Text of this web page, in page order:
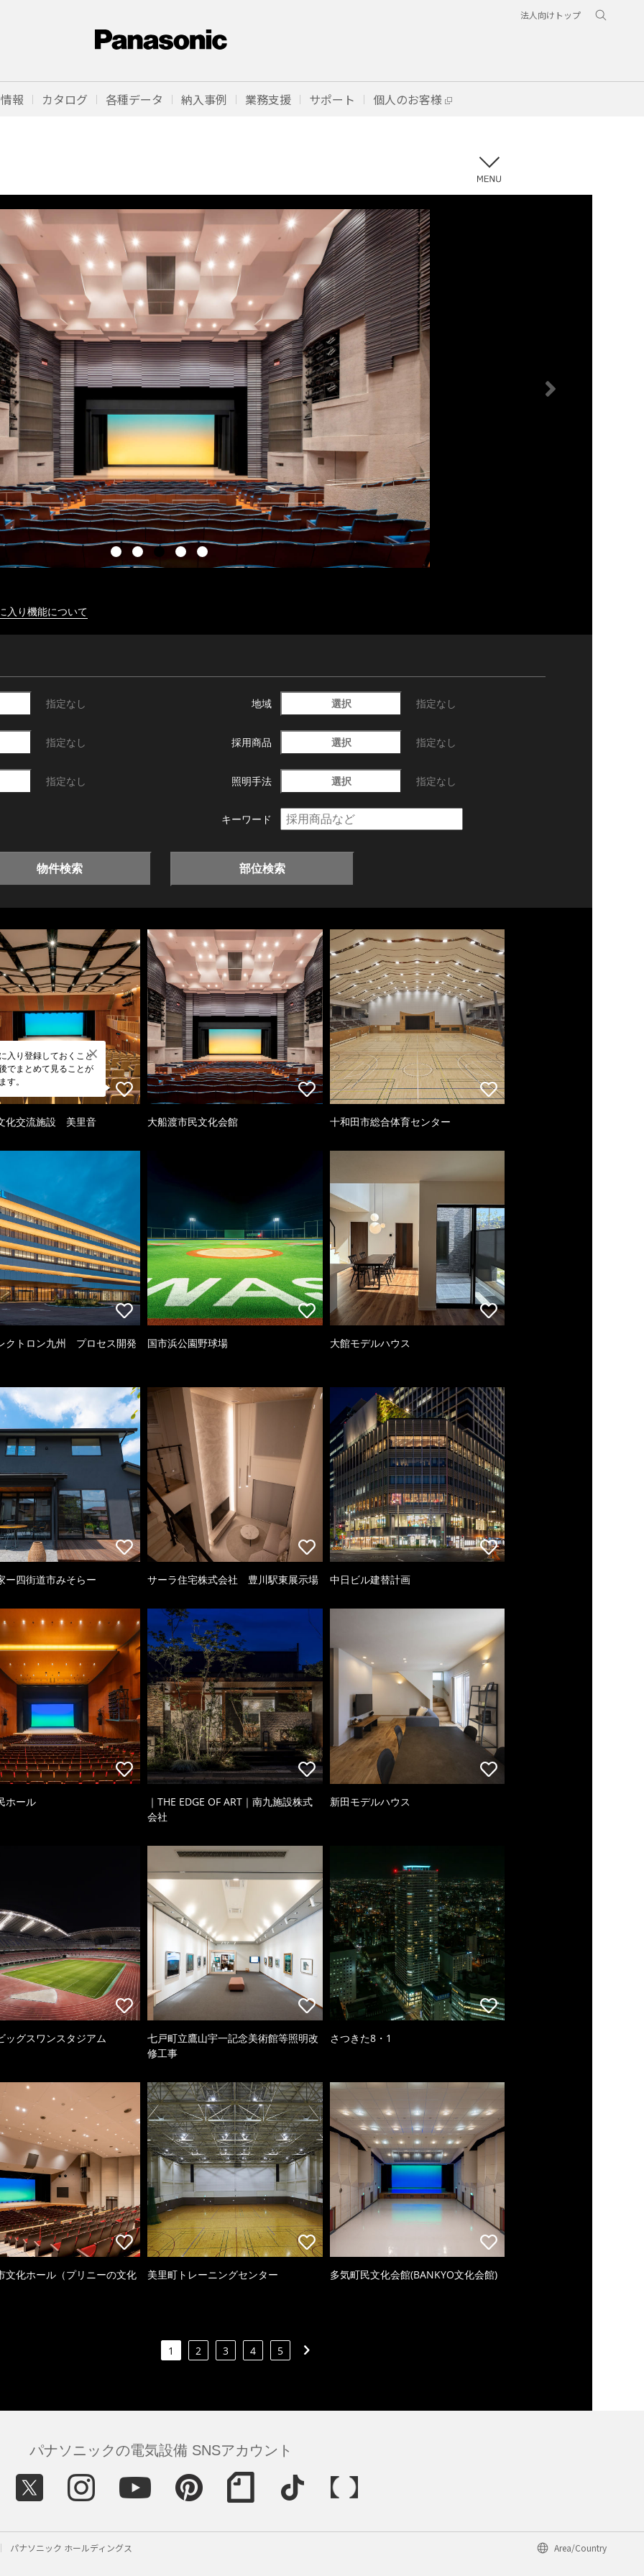
法人向けトップ
報 カタログ 各種データ 納入事例 業務支援 サポート 個人のお客様
入り機能について
指定なし 地域 選択 指定なし
指定なし 採用商品 選択 指定なし
指定なし 照明手法 選択 指定なし
キーワード
物件検索 部位検索
入り登録しておくこと
でまとめて見ることが
す。
化交流施設 美里音 大船渡市民文化会館 十和田市総合体育センター
クトロン九州 プロセス開発 国市浜公園野球場 大館モデルハウス
ー四街道市みそらー サーラ住宅株式会社 豊川駅東展示場 中日ビル建替計画
ホール
｜THE EDGE OF ART｜南九施設株式
会社
新田モデルハウス
ッグスワンスタジアム
七戸町立鷹山宇一記念美術館等照明改
修工事
さつきた8・1
文化ホール（プリニーの文化
美里町トレーニングセンター 多気町民文化会館(BANKYO文化会館)
1 2 3 4 5
パナソニックの電気設備 SNSアカウント
パナソニック ホールディングス Area/Country